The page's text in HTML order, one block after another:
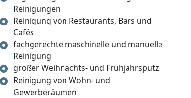
Reinigungen
Reinigung von Restaurants, Bars und
Cafés
fachgerechte maschinelle und manuelle
Reinigung
großer Weihnachts- und Frühjahrsputz
Reinigung von Wohn- und
Gewerberäumen